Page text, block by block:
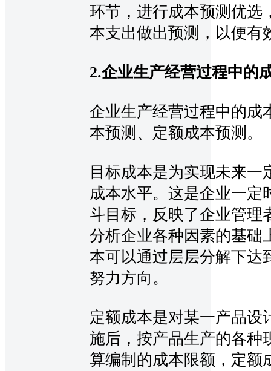
环节，进行成本预测优选
本支出做出预测，以便有
2.企业生产经营过程中的
企业生产经营过程中的成
本预测、定额成本预测。
目标成本是为实现未来
成本水平。这是企业一定
斗目标，反映了企业管理
分析企业各种因素的基础
本可以通过层层分解下达
努力方向。
定额成本是对某一产品设
施后，按产品生产的各种
算编制的成本限额，定额